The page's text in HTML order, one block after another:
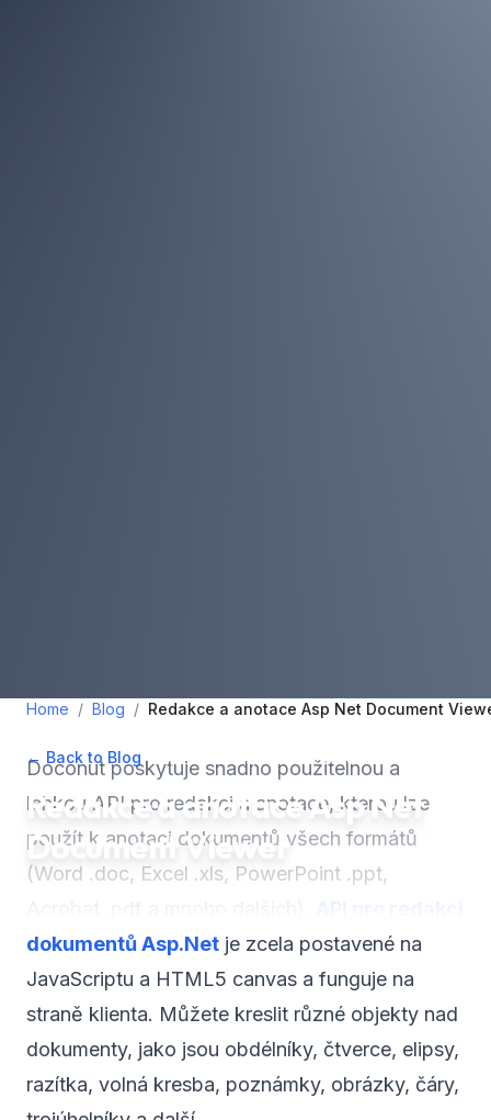
Home / Blog / Redakce a anotace Asp Net Document
← Back to Blog • September 17, 2023 2min read
Redakce a anotace Asp Net
Document Viewer
Doconut poskytuje snadno použitelnou a
lehkou API pro redakci a anotace, kterou lze
použít k anotaci dokumentů všech formátů
(Word .doc, Excel .xls, PowerPoint .ppt,
dokumentů Asp.Net je zcela postavené na
JavaScriptu a HTML5 canvas a funguje na
straně klienta. Můžete kreslit různé objekty nad
dokumenty, jako jsou obdélníky, čtverce, elipsy,
razítka, volná kresba, poznámky, obrázky, čáry,